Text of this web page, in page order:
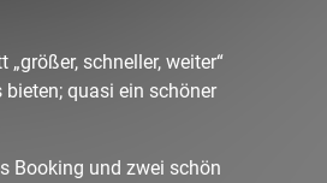
schneller, weiter“
quasi ein schöner
Booking und zwei schön